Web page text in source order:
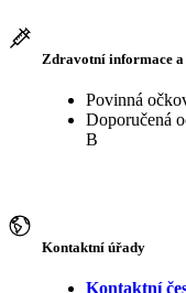
Zdravotní informace
Povinná
Doporučená
B
Kontaktní úřady
Kontaktní